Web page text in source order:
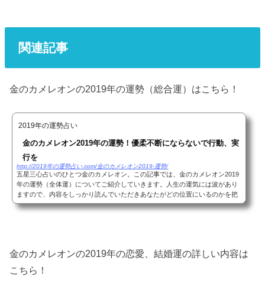
関連記事
金のカメレオンの2019年の運勢（総合運）はこちら！
2019年の運勢占い
金のカメレオン2019年の運勢！優柔不断にならないで行動、実
行を
http://2019年の運勢占い.com/金のカメレオン2019-運勢/
五星三心占いのひとつ金のカメレオン。この記事では、金のカメレオン2019
年の運勢（全体運）についてご紹介していきます。人生の運気には波があり
ますので、内容をしっかり読んでいただきあなたがどの位置にいるのかを把
握しておきましょう！あなたがどの星の元にあ...
金のカメレオンの2019年の恋愛、結婚運の詳しい内容は
こちら！